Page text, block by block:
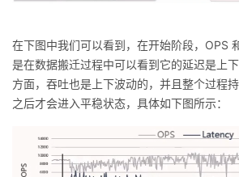
在下图中我们可以看到，在开始阶段，OPS
是在数据搬迁过程中可以看到它的延迟是上
方面，吞吐也是上下波动的，并且整个过程
之后才会进入平稳状态，具体如下图所示：